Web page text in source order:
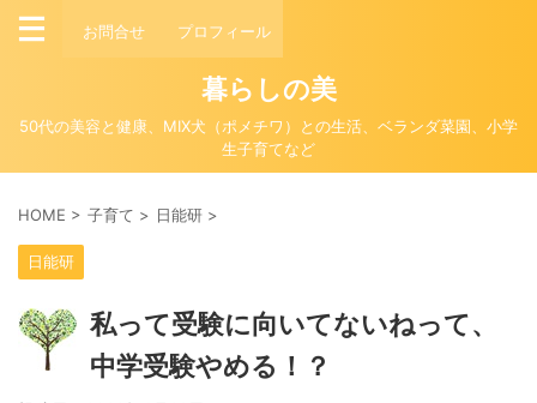
お問合せ プロフィール
暮らしの美
50代の美容と健康、MIX犬（ポメチワ）との生活、ベランダ菜園、小学
生子育てなど
HOME > 子育て > 日能研 >
日能研
私って受験に向いてないねって、
中学受験やめる！？